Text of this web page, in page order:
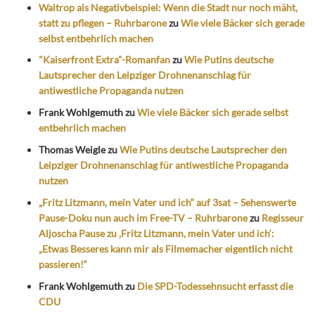
Waltrop als Negativbeispiel: Wenn die Stadt nur noch mäht,
statt zu pflegen – RuhrbaronezuWie viele Bäcker sich gerade
selbst entbehrlich machen
"Kaiserfront Extra"-RomanfanzuWie Putins deutsche
Lautsprecher den Leipziger Drohnenanschlag für
antiwestliche Propaganda nutzen
Frank WohlgemuthzuWie viele Bäcker sich gerade selbst
entbehrlich machen
Thomas WeiglezuWie Putins deutsche Lautsprecher den
Leipziger Drohnenanschlag für antiwestliche Propaganda
nutzen
„Fritz Litzmann, mein Vater und ich“ auf 3sat – Sehenswerte
Pause-Doku nun auch im Free-TV – Ruhrbaronezu Regisseur
Aljoscha Pause zu ‚Fritz Litzmann, mein Vater und ich‘:
„Etwas Besseres kann mir als Filmemacher eigentlich nicht
passieren!“
Frank Wohlgemuthzu Die SPD-Todessehnsucht erfasst die
CDU